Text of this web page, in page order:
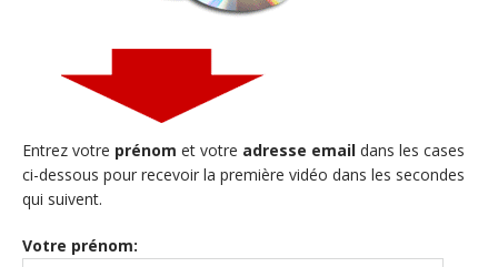
Entrez votre prénom et votre adresse email dans les cases
ci-dessous pour recevoir la première vidéo dans les secondes
qui suivent.
Votre prénom: